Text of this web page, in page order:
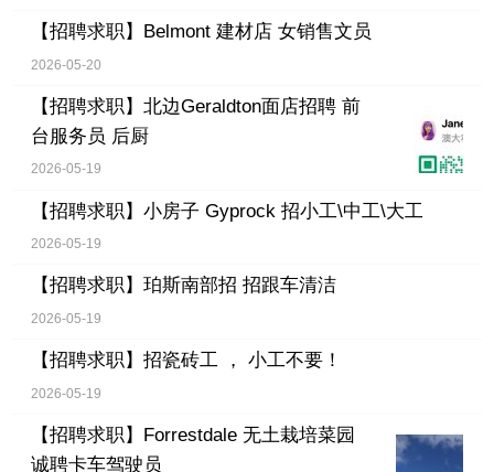
【招聘求职】 Belmont 建材店 女销售文员
2026-05-20
【招聘求职】 北边Geraldton面店招聘 前
台服务员 后厨
2026-05-19
【招聘求职】 小房子 Gyprock 招小工\中工\大工
2026-05-19
【招聘求职】 珀斯南部招 招跟车清洁
2026-05-19
【招聘求职】 招瓷砖工 ， 小工不要！
2026-05-19
【招聘求职】 Forrestdale 无土栽培菜园
诚聘卡车驾驶员